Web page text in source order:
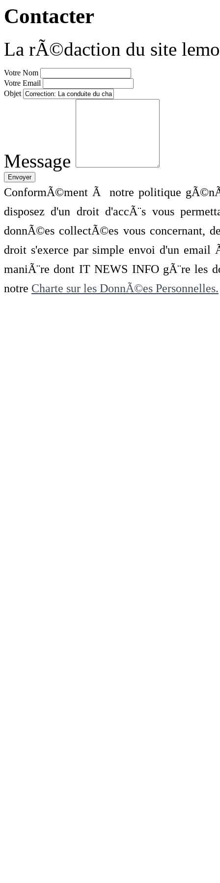
Contacter
La rÃ©daction du site
Votre Nom
Votre Email
Objet
Message
ConformÃ©ment Ã notre politique
disposez d'un droit d'accÃ¨s vous
donnÃ©es collectÃ©es vous concernant,
droit s'exerce par simple envoi d'un
maniÃ¨re dont IT NEWS INFO gÃ¨re les
notre Charte sur les DonnÃ©es Personnelles.